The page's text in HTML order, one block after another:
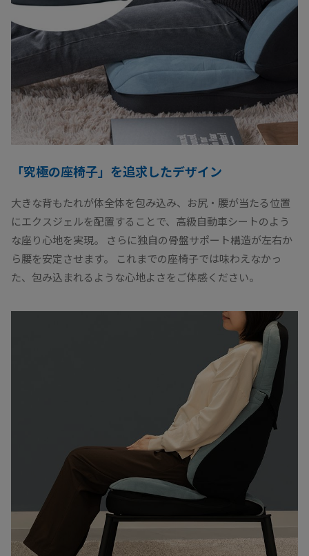
「究極の座椅子」を追求したデザイン
大きな背もたれが体全体を包み込み、お尻・腰が当たる位置
にエクスジェルを配置することで、高級自動車シートのよう
な座り心地を実現。 さらに独自の骨盤サポート構造が左右か
ら腰を安定させます。 これまでの座椅子では味わえなかっ
た、包み込まれるような心地よさをご体感ください。